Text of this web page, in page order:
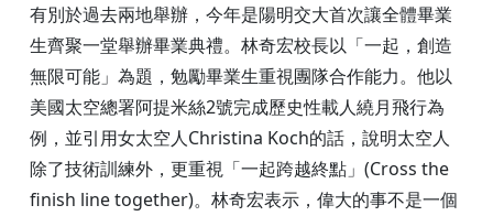
有別於過去兩地舉辦，今年是陽明交大首次讓全體畢業
生齊聚一堂舉辦畢業典禮。林奇宏校長以「一起，創造
無限可能」為題，勉勵畢業生重視團隊合作能力。他以
美國太空總署阿提米絲2號完成歷史性載人繞月飛行為
例，並引用女太空人Christina Koch的話，說明太空人
除了技術訓練外，更重視「一起跨越終點」(Cross the
finish line together)。林奇宏表示，偉大的事不是一個